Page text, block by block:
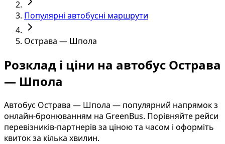
Популярні автобусні маршрути
Острава — Шпола
Розклад і ціни на автобус Острава
— Шпола
Автобус Острава — Шпола — популярний напрямок з
онлайн-бронюванням на GreenBus. Порівняйте рейси
перевізників-партнерів за ціною та часом і оформіть
квиток за кілька хвилин.